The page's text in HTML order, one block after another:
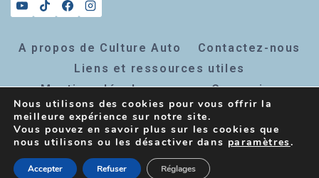
A propos de Culture Auto
Contactez-nous
Liens et ressources utiles
Mentions légales
Connexion
Inscription newsletter
© 2026 Culture Auto - Thème WordPress par
Kadence WP
Nous utilisons des cookies pour vous offrir la
meilleure expérience sur notre site.
Vous pouvez en savoir plus sur les cookies que
nous utilisons ou les désactiver dans paramètres.
Accepter Refuser Réglages